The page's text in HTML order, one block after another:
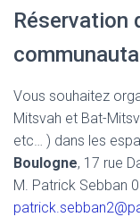
Réservation
Vous souhaitez
Mitsvah et Bat-
etc… ) dans les
Boulogne, 17 rue
M. Patrick Sebban